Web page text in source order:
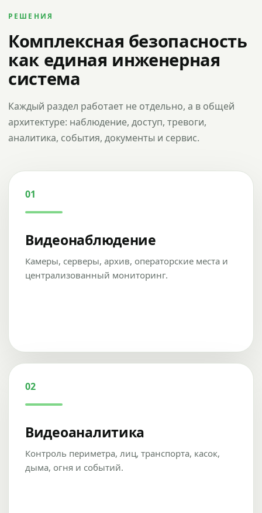
РЕШЕНИЯ
Комплексная безопасность
как единая инженерная
система
Каждый раздел работает не отдельно, а в общей
архитектуре: наблюдение, доступ, тревоги,
аналитика, события, документы и сервис.
01
Видеонаблюдение
Камеры, серверы, архив, операторские места и
централизованный мониторинг.
02
Видеоаналитика
Контроль периметра, лиц, транспорта, касок,
дыма, огня и событий.